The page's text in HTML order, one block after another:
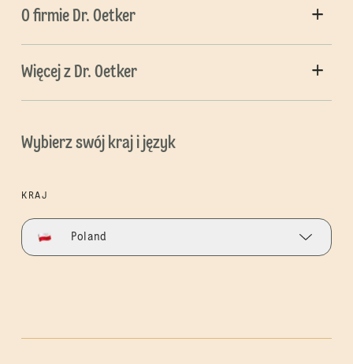
O firmie Dr. Oetker
Więcej z Dr. Oetker
Wybierz swój kraj i język
KRAJ
Poland